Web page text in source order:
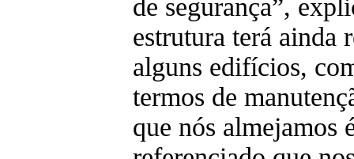
de segurança”,
estrutura terá ainda
alguns edifícios,
termos de
que nós almejamos